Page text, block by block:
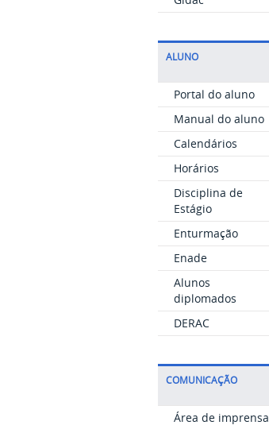
ALUNO
Portal do aluno
Manual do aluno
Calendários
Horários
Disciplina de
Estágio
Enturmação
Enade
Alunos
diplomados
DERAC
COMUNICAÇÃO
Área de imprensa